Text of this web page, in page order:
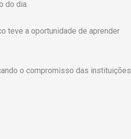
do dia.
teve a oportunidade de aprender
o compromisso das instituições